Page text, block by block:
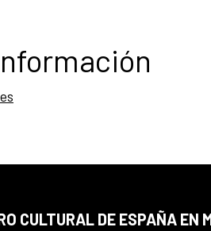
CULTURAL DE ESPAÑA EN